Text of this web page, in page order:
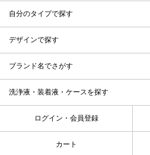
自分のタイプで探す
デザインで探す
ブランド名でさがす
洗浄液・装着液・ケースを探す
ログイン・会員登録
カート